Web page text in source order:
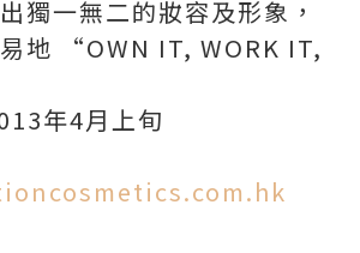
獨一無二的妝容及形象，
地 “OWN IT, WORK IT,
年4月上旬